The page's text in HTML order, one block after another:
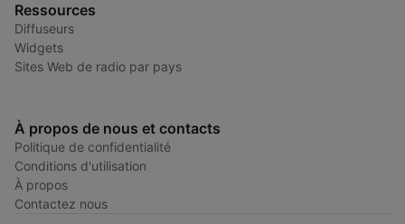
Ressources
Diffuseurs
Widgets
Sites Web de radio par pays
À propos de nous et contacts
Politique de confidentialité
Conditions d'utilisation
À propos
Contactez nous